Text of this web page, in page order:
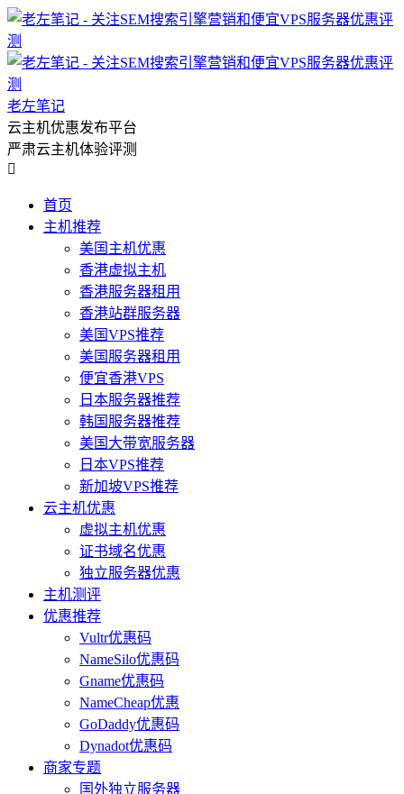
老左笔记
云主机优惠发布平台
严肃云主机体验评测

首页
主机推荐
美国主机优惠
香港虚拟主机
香港服务器租用
香港站群服务器
美国VPS推荐
美国服务器租用
便宜香港VPS
日本服务器推荐
韩国服务器推荐
美国大带宽服务器
日本VPS推荐
新加坡VPS推荐
云主机优惠
虚拟主机优惠
证书域名优惠
独立服务器优惠
主机测评
优惠推荐
Vultr优惠码
NameSilo优惠码
Gname优惠码
NameCheap优惠
GoDaddy优惠码
Dynadot优惠码
商家专题
国外独立服务器